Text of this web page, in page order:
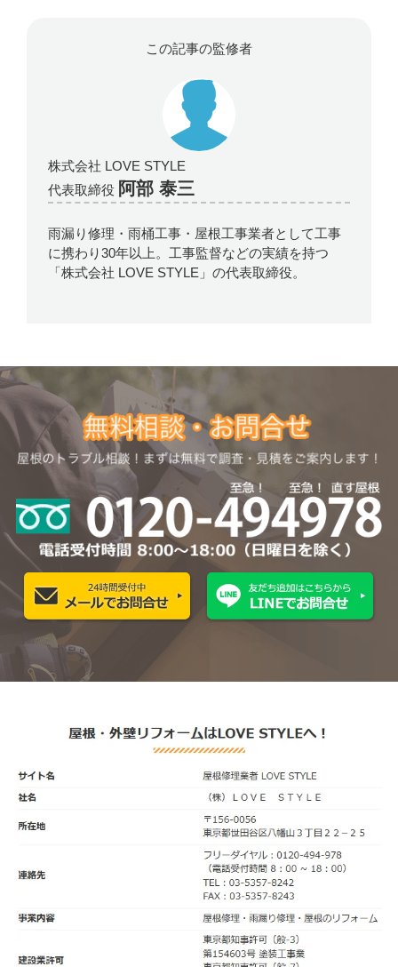
この記事の監修者
株式会社 LOVE STYLE
代表取締役 阿部 泰三
雨漏り修理・雨桶工事・屋根工事業者として工事
に携わり30年以上。工事監督などの実績を持つ
「株式会社 LOVE STYLE」の代表取締役。